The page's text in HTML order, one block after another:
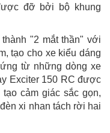
đỡ bởi bộ khung
"2 mắt thần" với
tạo cho xe kiểu dáng
từ những dòng xe
Exciter 150 RC được
cảm giác sắc gọn,
xi nhan tách rời hai